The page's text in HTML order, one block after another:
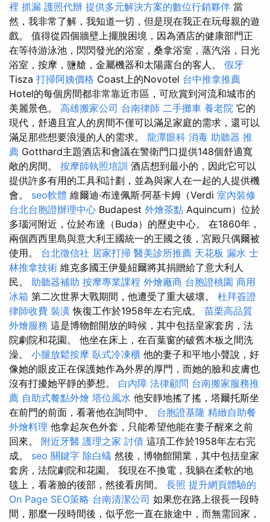
裡 抓漏 護照代辦 提供多元解決方案的數位行銷夥伴 當
然，我非常了解，我知道一切，但是現在我正在玩母親的遊
戲。 值得從四個牆壁上擺脫困境，因為酒店的健康部門正
在等待游泳池，閃閃發光的浴室，桑拿浴室，蒸汽浴，日光
浴室，按摩，鹽艙，金屬機器和太陽露台的客人。 假牙
Tisza 打掃阿姨價格 Coast上的Novotel 台中推拿推薦
Hotel的每個房間都非常靠近市區，可欣賞到河流和城市的
美麗景色。 高雄搬家公司 台南律師 二手攤車 養老院 它的
現代，舒適且宜人的房間不僅可以滿足家庭的需求，還可以
滿足那些想要浪漫的人的需求。 龍潭眼科 消毒 助聽器 推
薦 Gotthard主題酒店和會議在警衛門口提供148個舒適寬
敞的房間。 按摩師執照培訓 酒店想到最小的，因此它可以
提供許多有用的工具和計劃，並為與家人在一起的人提供機
會。 seo軟體 維爾迪·布達佩斯·阿基卡姆（Verdi 室內裝修
台北台胞證辦理中心 Budapest 外燴茶點 Aquincum）位於
多瑙河附近，位於布達（Buda）的歷史中心。 在1860年，
兩個西西里島與意大利王國統一的王國之後，宮殿只偶爾被
使用。 台北徵信社 居家打掃 醫美診所推薦 天花板 漏水 士
林推拿技術 維克多國王伊曼紐爾將其捐贈給了意大利人
民。 助聽器補助 按摩專業課程 外燴廠商 台胞證桃園 商用
冰箱 第二次世界大戰期間，他遭受了重大破壞。 杜拜簽證
律師收費 裝潢 恢復工作於1958年左右完成。 苗栗高品質
外燴服務 這是博物館開放的時候，其中包括皇家套房，法
院劇院和花園。 他坐在床上，在百葉窗的破舊木板之間洗
澡。 小腿放鬆按摩 臥式冷凍櫃 他的妻子和平地小聲說，好
像她的眼皮正在保護她作為外界的厚門，而她的臉和皮膚也
沒有打擾她平靜的夢想。 白內障 法律顧問 台南搬家服務推
薦 自助式餐點外燴 塔位風水 他安靜地搖了搖，塔爾托斯坐
在前門的前面，看著他在詢問中。 台胞證基隆 精緻自助餐
外燴料理 他拿起灰色外套，只能希望他能在妻子醒來之前
回來。 附近牙醫 護理之家 討債 這項工作於1958年左右完
成。 seo 關鍵字 除白蟻 然後，博物館開業，其中包括皇家
套房，法院劇院和花園。 我現在不換電，我躺在柔軟的地
毯上，看著臉的後部，然後看房間。 長照 提升網頁體驗的
On Page SEO策略 台南清潔公司 如果您在路上很長一段時
間，那麼一段時間後，似乎您一直在旅途中，而無需回家，